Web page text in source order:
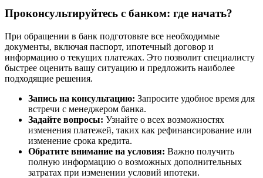
Проконсультируйтесь с банком: где начать?
При обращении в банк подготовьте все необходимые
документы, включая паспорт, ипотечный договор и
информацию о текущих платежах. Это позволит специалисту
быстрее оценить вашу ситуацию и предложить наиболее
подходящие решения.
Запись на консультацию: Запросите удобное время для
встречи с менеджером банка.
Задайте вопросы: Узнайте о всех возможностях
изменения платежей, таких как рефинансирование или
изменение срока кредита.
Обратите внимание на условия: Важно получить
полную информацию о возможных дополнительных
затратах при изменении условий ипотеки.